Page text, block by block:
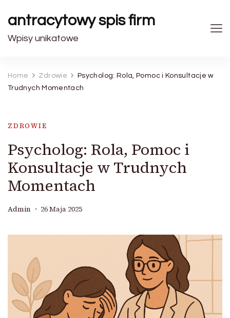
antracytowy spis firm
Wpisy unikatowe
Home Zdrowie
Psycholog: Rola, Pomoc i Konsultacje w
Trudnych Momentach
ZDROWIE
Psycholog: Rola, Pomoc i
Konsultacje w Trudnych
Momentach
Admin 26 Maja 2025